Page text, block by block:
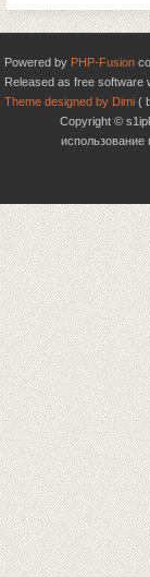
Powered by PHP-Fusion
Released as free software
Theme designed by Dimi (
Copyright ©
использование